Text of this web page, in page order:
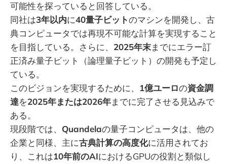
可能性を探っていると回答している。
同社は3年以内に40量子ビットのマシンを開発し、古
典コンピュータでは再現不可能な計算を実現すること
を目指している。さらに、 2025年末までにエラー訂
正済み量子ビット（論理量子ビット）の開発も予定し
ている。
このビジョンを実現するために、 1億ユーロの資金調
達を2025年または2026年までに完了させる見込みで
ある。
現段階では、 Quandelaの量子コンピュータは、他の
企業と同様、主に古典計算の高度化に活用されてお
り、これは10年前のAIにおけるGPUの役割と類似し